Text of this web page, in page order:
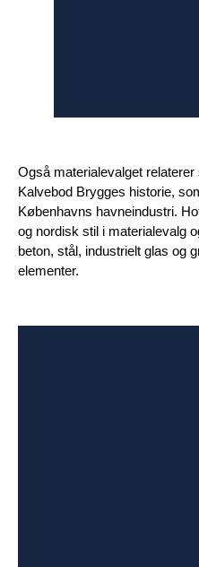
Også materialevalget
Kalvebod Brygges historie,
Københavns havneindustri.
og nordisk stil i materialevalg
beton, stål, industrielt glas og
elementer.